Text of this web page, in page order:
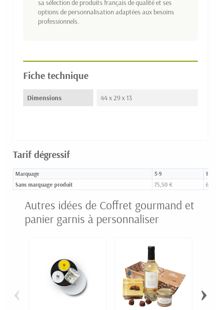
sa sélection de produits français de qualité et ses
options de personnalisation adaptées aux besoins
professionnels.
Fiche technique
Dimensions 44 x 29 x 13
Tarif dégressif
Marquage 5-9 10-24
Sans marquage produit 75,50 € 69,90
Autres idées de Coffret gourmand et
panier garnis à personnaliser
‹ ›